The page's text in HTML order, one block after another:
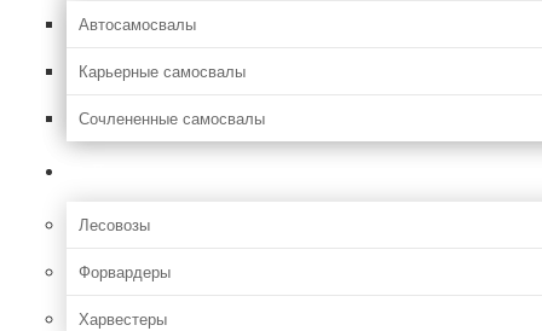
Автосамосвалы
Карьерные самосвалы
Сочлененные самосвалы
Лесовозы
Форвардеры
Харвестеры